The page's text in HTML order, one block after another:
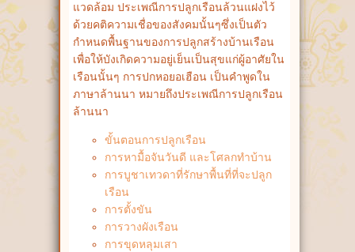
แวดล้อม ประเพณีการปลูกเรือนล้วนแฝงไว้
ด้วยคติความเชื่อของสังคมนั้นๆซึ่งเป็นตัว
กำหนดพื้นฐานของการปลูกสร้างบ้านเรือน
เพื่อให้บังเกิดความอยู่เย็นเป็นสุขแก่ผู้อาศัยใน
เรือนนั้นๆ การปกหอยอเฮือน เป็นคำพูดใน
ภาษาล้านนา หมายถึงประเพณีการปลูกเรือน
ล้านนา
ขั้นตอนการปลูกเรือน
การหามื้อจันวันดี และโศลกทำบ้าน
การบูชาเทวดาที่รักษาพื้นที่ที่จะปลูก
เรือน
การตั้งขัน
การวางผังเรือน
การขุดหลุมเสา